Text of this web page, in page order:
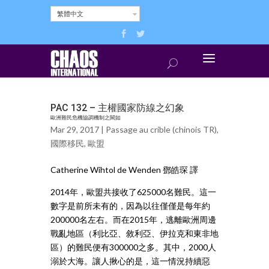
繁體中文
PAC 132 – 主權國家防線之幻象
歐洲難民危機協調機制之闕如
Mar 29, 2017 | Passage au crible (chinois TR),
國際移民, 歐盟
Catherine Wihtol de Wenden 鄧皓琛 譯
2014年，歐盟共接收了625000名難民。這一
數字是前所未有的，因為以往僅僅是每年約
200000名左右。而在2015年，逃離歐洲周邊
戰亂地區（利比亞、敘利亞、伊拉克和東非地
區）的難民便有300000之多。其中，2000人
溺於大海。讓人揪心的是，這一情況持續惡